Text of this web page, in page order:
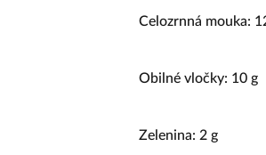
Celozrnná mouka:
Obilné vločky: 10 g
Zelenina: 2 g